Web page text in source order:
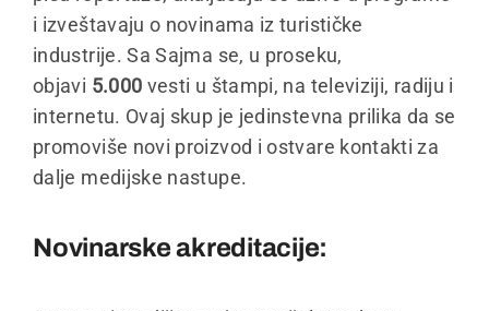
Srpski
i izveštavaju o novinama iz turističke
industrije. Sa Sajma se, u proseku,
objavi 5.000 vesti u štampi, na televiziji, radiju i
internetu. Ovaj skup je jedinstevna prilika da se
promoviše novi proizvod i ostvare kontakti za
dalje medijske nastupe.
Novinarske akreditacije: